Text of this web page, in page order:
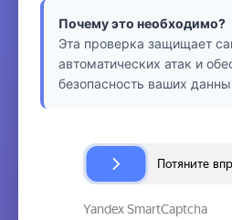
Почему это необходимо?
Эта проверка защищает
автоматических атак и
безопасность ваших